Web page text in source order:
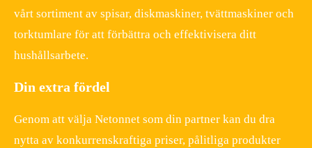
vårt sortiment av spisar, diskmaskiner, tvättmaskiner och
torktumlare för att förbättra och effektivisera ditt
hushållsarbete.
Din extra fördel
Genom att välja Netonnet som din partner kan du dra
nytta av konkurrenskraftiga priser, pålitliga produkter